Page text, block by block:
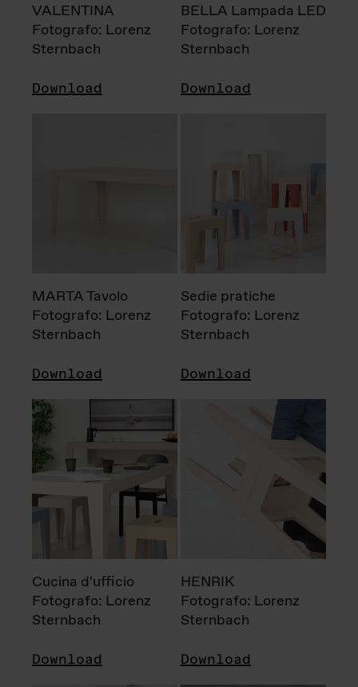
VALENTINA
Fotografo: Lorenz
Sternbach
Download
BELLA Lampada LED
Fotografo: Lorenz
Sternbach
Download
MARTA Tavolo
Fotografo: Lorenz
Sternbach
Download
Sedie pratiche
Fotografo: Lorenz
Sternbach
Download
Cucina d'ufficio
Fotografo: Lorenz
Sternbach
Download
HENRIK
Fotografo: Lorenz
Sternbach
Download